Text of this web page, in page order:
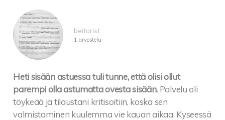
beitarist
1 arvostelu
Heti sisään astuessa tuli tunne, että olisi ollut
parempi olla astumatta ovesta sisään. Palvelu oli
töykeää ja tilaustani kritisoitiin, koska sen
valmistaminen kuulemma vie kauan aikaa. Kyseessä